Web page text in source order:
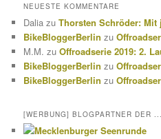
NEUESTE KOMMENTARE
Dalia zuThorsten Schröder: Mit
BikeBloggerBerlin zu
M.M. zuOffroadserie 2019: 2.
BikeBloggerBerlin zu
BikeBloggerBerlin zu
[WERBUNG] BLOGPARTNER DER ...